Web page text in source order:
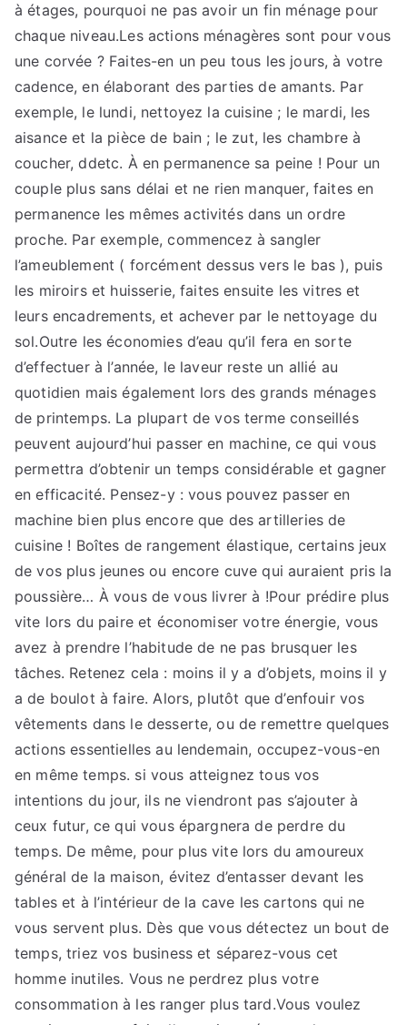
à étages, pourquoi ne pas avoir un fin ménage pour
chaque niveau.Les actions ménagères sont pour vous
une corvée ? Faites-en un peu tous les jours, à votre
cadence, en élaborant des parties de amants. Par
exemple, le lundi, nettoyez la cuisine ; le mardi, les
aisance et la pièce de bain ; le zut, les chambre à
coucher, ddetc. À en permanence sa peine ! Pour un
couple plus sans délai et ne rien manquer, faites en
permanence les mêmes activités dans un ordre
proche. Par exemple, commencez à sangler
l’ameublement ( forcément dessus vers le bas ), puis
les miroirs et huisserie, faites ensuite les vitres et
leurs encadrements, et achever par le nettoyage du
sol.Outre les économies d’eau qu’il fera en sorte
d’effectuer à l’année, le laveur reste un allié au
quotidien mais également lors des grands ménages
de printemps. La plupart de vos terme conseillés
peuvent aujourd’hui passer en machine, ce qui vous
permettra d’obtenir un temps considérable et gagner
en efficacité. Pensez-y : vous pouvez passer en
machine bien plus encore que des artilleries de
cuisine ! Boîtes de rangement élastique, certains jeux
de vos plus jeunes ou encore cuve qui auraient pris la
poussière… À vous de vous livrer à !Pour prédire plus
vite lors du paire et économiser votre énergie, vous
avez à prendre l’habitude de ne pas brusquer les
tâches. Retenez cela : moins il y a d’objets, moins il y
a de boulot à faire. Alors, plutôt que d’enfouir vos
vêtements dans le desserte, ou de remettre quelques
actions essentielles au lendemain, occupez-vous-en
en même temps. si vous atteignez tous vos
intentions du jour, ils ne viendront pas s’ajouter à
ceux futur, ce qui vous épargnera de perdre du
temps. De même, pour plus vite lors du amoureux
général de la maison, évitez d’entasser devant les
tables et à l’intérieur de la cave les cartons qui ne
vous servent plus. Dès que vous détectez un bout de
temps, triez vos business et séparez-vous cet
homme inutiles. Vous ne perdrez plus votre
consommation à les ranger plus tard.Vous voulez